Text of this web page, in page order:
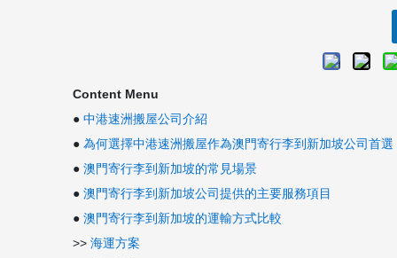
Content Menu
● 中港速洲搬屋公司介紹
● 為何選擇中港速洲搬屋作為澳門寄行李到新加坡公司首選
● 澳門寄行李到新加坡的常見場景
● 澳門寄行李到新加坡公司提供的主要服務項目
● 澳門寄行李到新加坡的運輸方式比較
>> 海運方案